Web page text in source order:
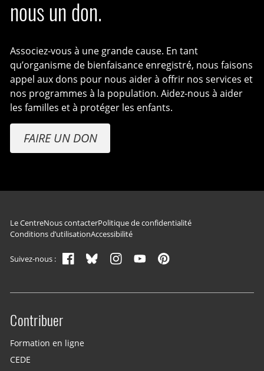
nous un don.
Associez-vous à une grande cause. En tant
qu’organisme de bienfaisance enregistré, nous faisons
appel aux dons pour nous aider à offrir nos services et
nos programmes à la population. Aidez-nous à aider
les familles et à protéger les enfants.
FAIRE UN DON
Navigation du pied de page
Le CentreNous contacterPolitique de confidentialité
Conditions d’utilisationAccessibilité
Suivez-nous :
Site menu
Contribuer
Formation en ligne
CEDE